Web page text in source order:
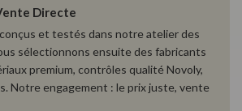
Directe
et testés dans notre atelier des
sélectionnons ensuite des fabricants
premium, contrôles qualité Novoly,
Notre engagement : le prix juste, vente